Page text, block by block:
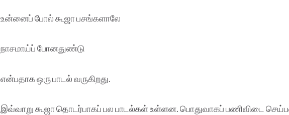
உன்னைப் போல் கூஜா பசங்களாலே
நாசமாய்ப் போனதுண்டு
என்பதாக ஒரு பாடல் வருகிறது.
இவ்வாறு கூஜா தொடர்பாகப் பல பாடல்கள் உள்ளன. பொதுவாகப் பணிவிடை